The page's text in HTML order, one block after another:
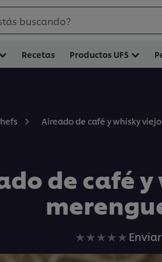
buscando?
Recetas Productos UFS
Aireado de café y whisky
de café
se